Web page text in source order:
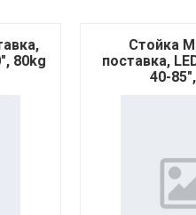
80kg
Стойка
поставка,
40-